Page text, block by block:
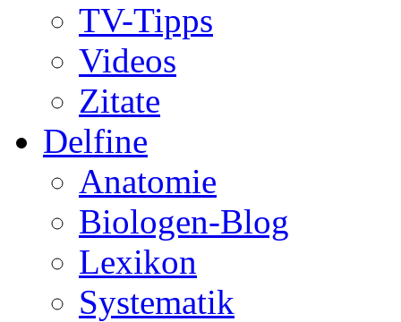
TV-Tipps
Videos
Zitate
Delfine
Anatomie
Biologen-Blog
Lexikon
Systematik